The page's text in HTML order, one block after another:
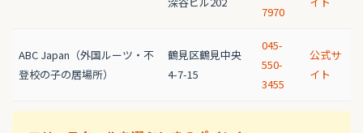
7970
ABC Japan（外国ルーツ・不
登校の子の居場所）
鶴見区鶴見中央
4-7-15
045-
550-
3455
公式サ
イト